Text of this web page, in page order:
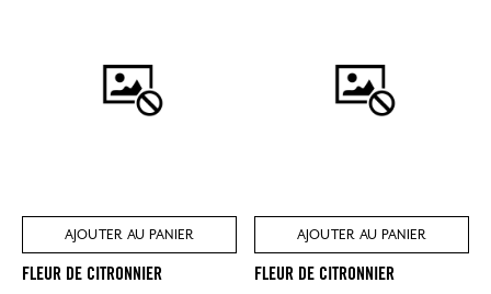
AJOUTER AU PANIER
FLEUR DE CITRONNIER
AJOUTER AU PANIER
FLEUR DE CITRONNIER